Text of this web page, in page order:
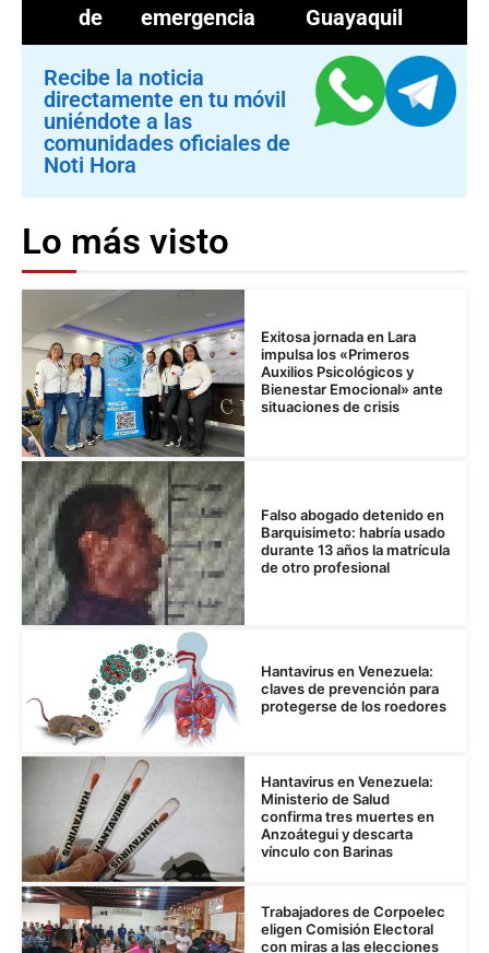
de emergencia
Guayaquil
Recibe la noticia
directamente en tu móvil
uniéndote a las
comunidades oficiales de
Noti Hora
Lo más visto
Exitosa jornada en Lara
impulsa los «Primeros
Auxilios Psicológicos y
Bienestar Emocional» ante
situaciones de crisis
Falso abogado detenido en
Barquisimeto: habría usado
durante 13 años la matrícula
de otro profesional
Hantavirus en Venezuela:
claves de prevención para
protegerse de los roedores
Hantavirus en Venezuela:
Ministerio de Salud
confirma tres muertes en
Anzoátegui y descarta
vínculo con Barinas
Trabajadores de Corpoelec
eligen Comisión Electoral
con miras a las elecciones